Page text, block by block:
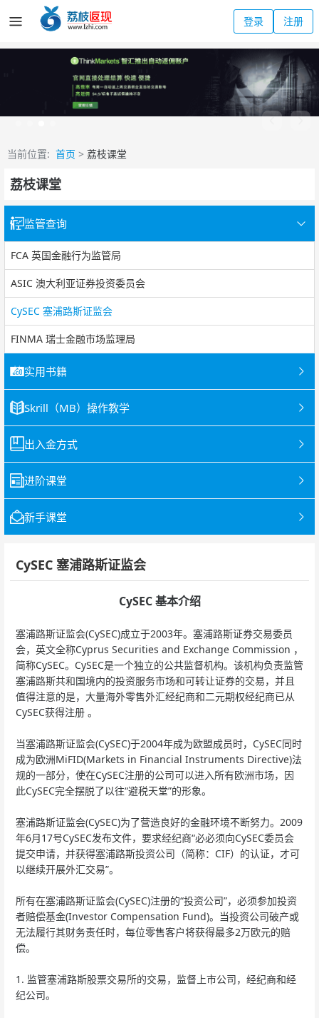
登录 注册
当前位置: 首页 > 荔枝课堂
荔枝课堂
监管查询
FCA 英国金融行为监管局
ASIC 澳大利亚证券投资委员会
CySEC 塞浦路斯证监会
FINMA 瑞士金融市场监理局
实用书籍
Skrill（MB）操作教学
出入金方式
进阶课堂
新手课堂
CySEC 塞浦路斯证监会
CySEC 基本介绍
塞浦路斯证监会(CySEC)成立于2003年。塞浦路斯证券交易委员
会，英文全称Cyprus Securities and Exchange Commission ，
简称CySEC。CySEC是一个独立的公共监督机构。该机构负责监管
塞浦路斯共和国境内的投资服务市场和可转让证券的交易，并且
值得注意的是，大量海外零售外汇经纪商和二元期权经纪商已从
CySEC获得注册 。
当塞浦路斯证监会(CySEC)于2004年成为欧盟成员时，CySEC同时
成为欧洲MiFID(Markets in Financial Instruments Directive)法
规的一部分，使在CySEC注册的公司可以进入所有欧洲市场，因
此CySEC完全摆脱了以往“避税天堂”的形象。
塞浦路斯证监会(CySEC)为了营造良好的金融环境不断努力。2009
年6月17号CySEC发布文件，要求经纪商“必必须向CySEC委员会
提交申请，并获得塞浦路斯投资公司（简称：CIF）的认证，才可
以继续开展外汇交易”。
所有在塞浦路斯证监会(CySEC)注册的“投资公司”，必须参加投资
者赔偿基金(Investor Compensation Fund)。当投资公司破产或
无法履行其财务责任时，每位零售客户将获得最多2万欧元的赔
偿。
1. 监管塞浦路斯股票交易所的交易，监督上市公司，经纪商和经
纪公司。